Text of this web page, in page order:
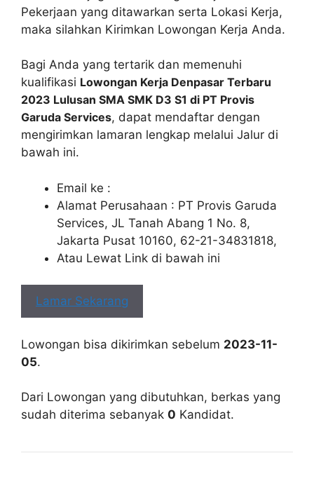
Pekerjaan yang ditawarkan serta Lokasi Kerja,
maka silahkan Kirimkan Lowongan Kerja Anda.
Bagi Anda yang tertarik dan memenuhi
kualifikasi Lowongan Kerja Denpasar Terbaru
2023 Lulusan SMA SMK D3 S1 di PT Provis
Garuda Services, dapat mendaftar dengan
mengirimkan lamaran lengkap melalui Jalur di
bawah ini.
Email ke :
Alamat Perusahaan : PT Provis Garuda
Services, JL Tanah Abang 1 No. 8,
Jakarta Pusat 10160, 62-21-34831818,
Atau Lewat Link di bawah ini
Lamar Sekarang
Lowongan bisa dikirimkan sebelum 2023-11-
05.
Dari Lowongan yang dibutuhkan, berkas yang
sudah diterima sebanyak 0 Kandidat.